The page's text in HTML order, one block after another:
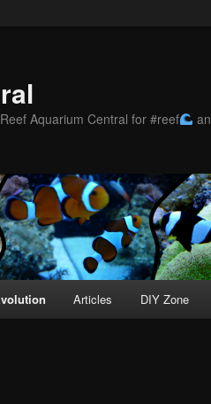
Reef Aquarium Central for #reef
Articles DIY Zone